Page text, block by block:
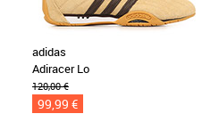
adidas
Adiracer Lo
120,00 €
99,99 €